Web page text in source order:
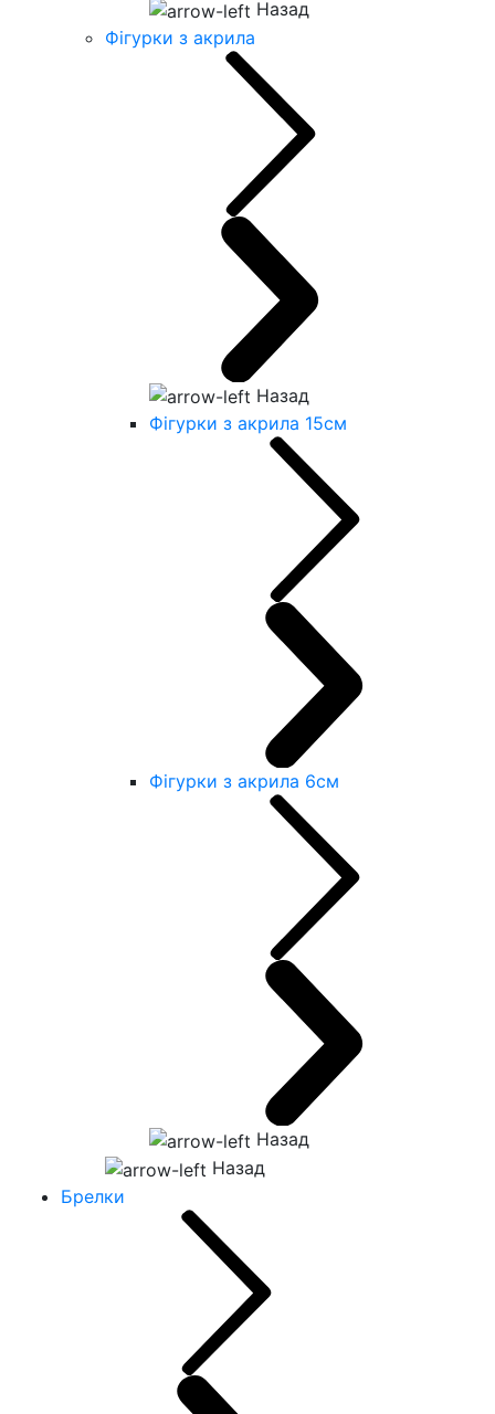
Назад
Фігурки з акрила
Назад
Фігурки з акрила 15см
Фігурки з акрила 6см
Назад
Назад
Брелки